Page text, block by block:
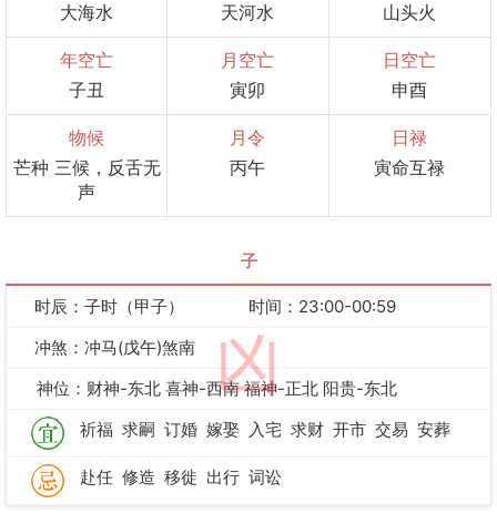
大海水
天河水
山头火
年空亡
子丑
月空亡
寅卯
日空亡
申酉
物候
芒种 三候，反舌无
声
月令
丙午
日禄
寅命互禄
子
凶
时辰：子时（甲子）
时间：23:00-00:59
冲煞：冲马(戊午)煞南
神位：财神-东北 喜神-西南 福神-正北 阳贵-东北
祈福 求嗣 订婚 嫁娶 入宅 求财 开市 交易 安葬
赴任 修造 移徙 出行 词讼